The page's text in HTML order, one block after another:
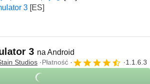
3
3 na Android
Studios Płatność 1.1.6.3